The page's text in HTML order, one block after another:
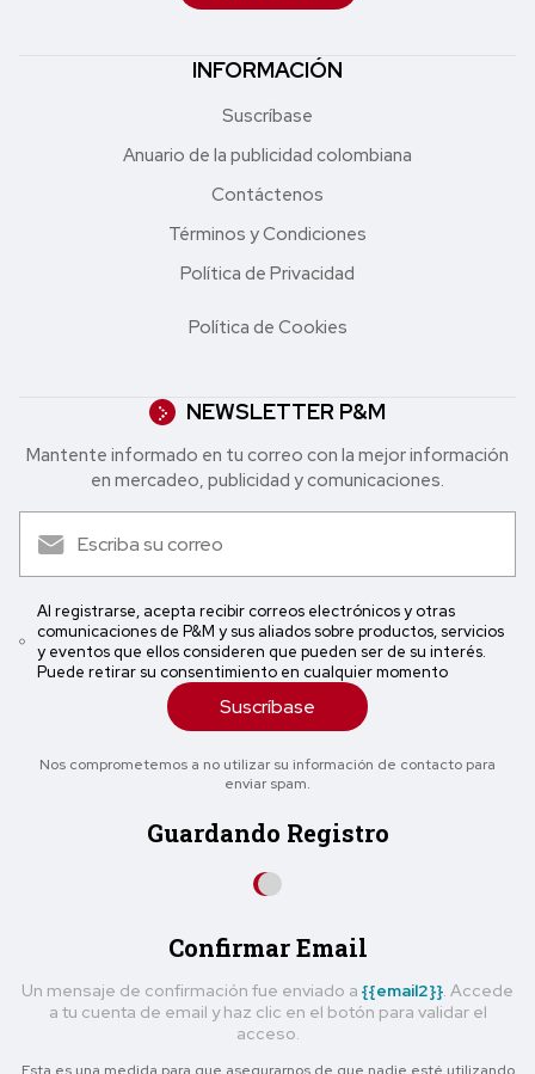
INFORMACIÓN
Suscríbase
Anuario de la publicidad colombiana
Contáctenos
Términos y Condiciones
Política de Privacidad
Política de Cookies
NEWSLETTER P&M
Mantente informado en tu correo con la mejor in formación
en mercadeo, publicidad y comunicaciones.
Al registrarse, acepta recibir correos electrónicos y otras
comunicaciones de P&M y sus aliados sobre productos, servicios
y eventos que ellos consideren que pueden ser de su interés.
Puede retirar su consentimiento en cualquier momento
Suscríbase
Nos comprometemos a no utilizar su información de contacto para
enviar spam.
Guardando Registro
Confirmar Email
Un mensaje de confirmación fue enviado a {{email2}}. Accede
a tu cuenta de email y haz clic en el botón para validar el
acceso.